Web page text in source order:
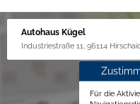
Autohaus Kügel
Industriestraße 11, 96114
Für die